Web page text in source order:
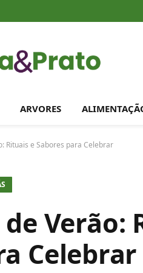
ARVORES
Rituais e Sabores para Celebrar
Verão:
Celebrar